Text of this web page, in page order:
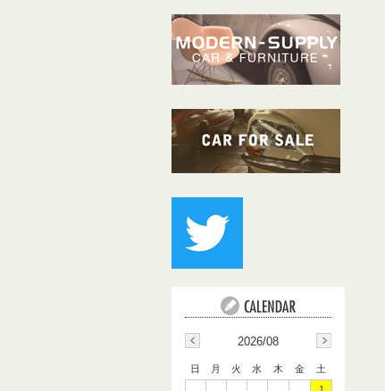
2026/08
日 月 火 水 木 金
土